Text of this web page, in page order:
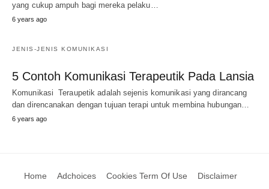
yang cukup ampuh bagi mereka pelaku…
6 years ago
JENIS-JENIS KOMUNIKASI
5 Contoh Komunikasi Terapeutik Pada Lansia
Komunikasi Teraupetik adalah sejenis komunikasi yang dirancang
dan direncanakan dengan tujuan terapi untuk membina hubungan…
6 years ago
Home Adchoices Cookies Term Of Use Disclaimer